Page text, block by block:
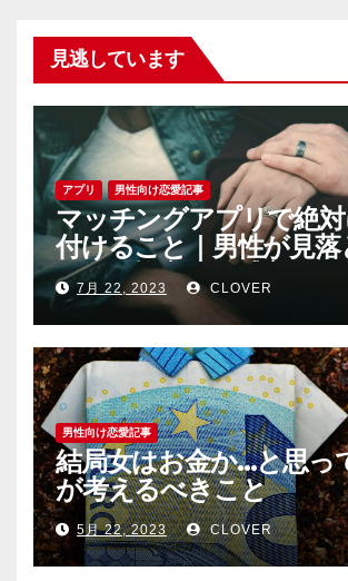
見逃しています
アプリ 男性向け恋愛記事
マッチングアプリで絶
付けること｜男性が見
ちな恐怖心と警戒心
7月 22, 2023 CLOVER
男性向け恋愛記事
結局女はお金か…と思っ
が考えるべきこと
5月 22, 2023 CLOVER